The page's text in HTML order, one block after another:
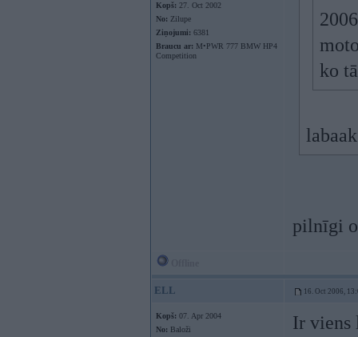
Kopš: 27. Oct 2002
No: Zilupe
Ziņojumi: 6381
Braucu ar: M•PWR 777 BMW HP4
Competition
ko
pilnīgi
ELL 16. Oct 2006,
Kopš: 07. Apr 2004
No: Baloži
Ir viens